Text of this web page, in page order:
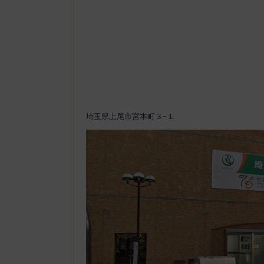
埼玉県上尾市宮本町３−１